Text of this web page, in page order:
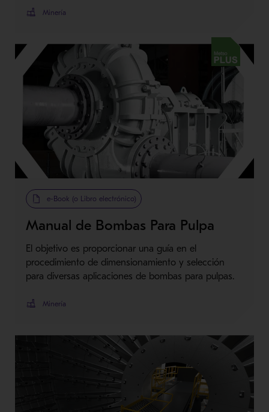
Minería
Metso Pluse-Book (o Libro electrónico)
Manual de Bombas Para Pulpa
El objetivo es proporcionar una guía en el
procedimiento de dimensionamiento y selección
para diversas aplicaciones de bombas para pulpas.
Minería